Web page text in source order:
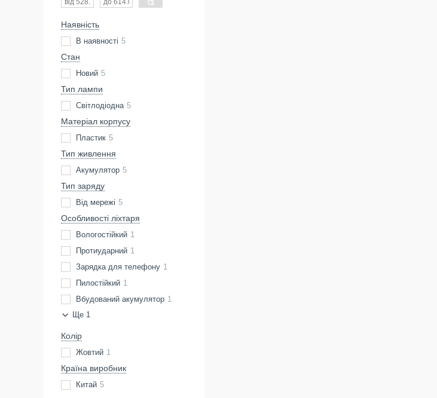
Наявність
В наявності 5
Стан
Новий 5
Тип лампи
Світлодіодна 5
Матеріал корпусу
Пластик 5
Тип живлення
Акумулятор 5
Тип заряду
Від мережі 5
Особливості ліхтаря
Вологостійкий 1
Протиударний 1
Зарядка для телефону 1
Пилостійкий 1
Вбудований акумулятор 1
Ще 1
Колір
Жовтий 1
Країна виробник
Китай 5